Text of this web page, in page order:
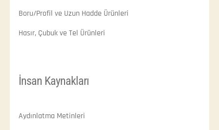
Boru/Profil ve Uzun Hadde Ürünleri
Hasır, Çubuk ve Tel Ürünleri
İnsan Kaynakları
Aydınlatma Metinleri